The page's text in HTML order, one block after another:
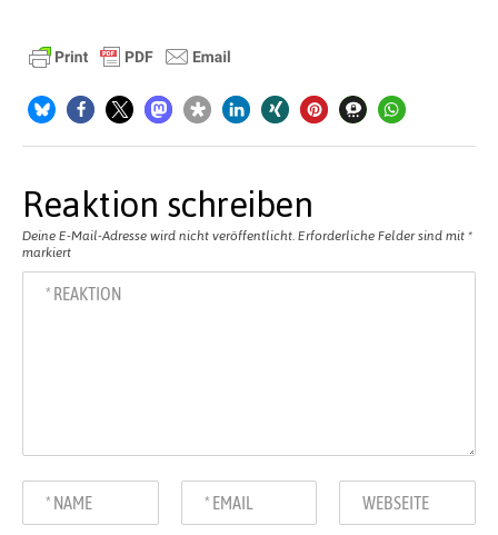
Reaktion schreiben
Deine E-Mail-Adresse wird nicht veröffentlicht. Erforderliche Felder sind mit *
markiert